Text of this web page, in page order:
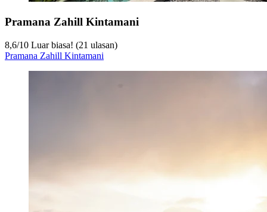
Pramana Zahill Kintamani
8,6/10 Luar biasa! (21 ulasan)
Pramana Zahill Kintamani